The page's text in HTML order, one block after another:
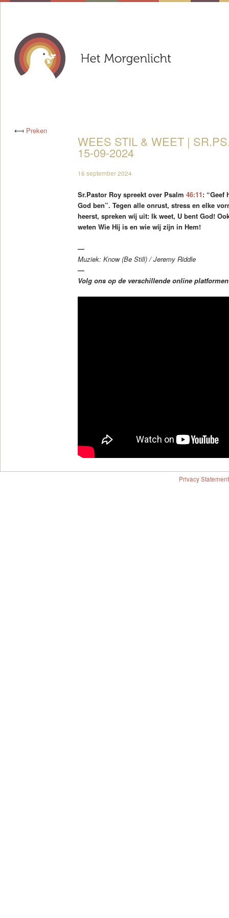
⟻ Preken
WEES STIL & WEET |
15-09-2024
16 september 2024
Sr.Pastor Roy spreekt over Psalm 46:11: “Geef
God ben”. Tegen alle onrust, stress en elke
heerst, spreken wij uit: Ik weet, U bent God!
weten Wie Hij is en wie wij zijn in Hem!
—
Muziek: Know (Be Still) / Jeremy Riddle
—
Volg ons op de verschillende online
Privacy Statement